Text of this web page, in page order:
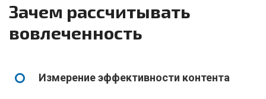
Зачем рассчитывать
вовлеченность
Измерение эффективности контента